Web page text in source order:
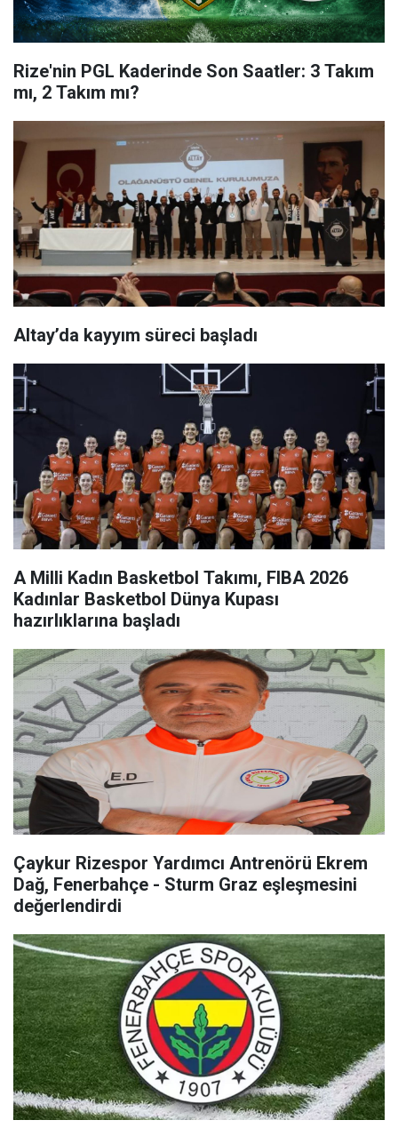
Rize'nin PGL Kaderinde Son Saatler: 3 Takım
mı, 2 Takım mı?
Altay’da kayyım süreci başladı
A Milli Kadın Basketbol Takımı, FIBA 2026
Kadınlar Basketbol Dünya Kupası
hazırlıklarına başladı
Çaykur Rizespor Yardımcı Antrenörü Ekrem
Dağ, Fenerbahçe - Sturm Graz eşleşmesini
değerlendirdi